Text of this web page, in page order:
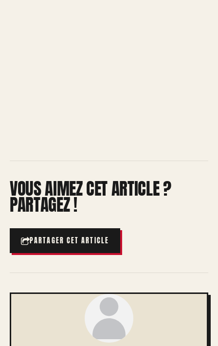
VOUS AIMEZ CET ARTICLE ?
PARTAGEZ !
PARTAGER CET ARTICLE